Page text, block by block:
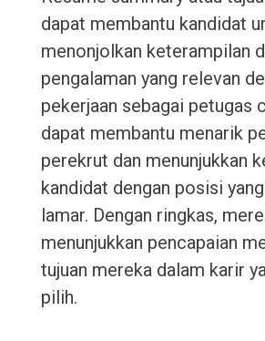
dapat membantu kandidat
menonjolkan keterampilan
pengalaman yang relevan
pekerjaan sebagai petugas
dapat membantu menarik
perekrut dan menunjukkan
kandidat dengan posisi
lamar. Dengan ringkas,
menunjukkan pencapaian
tujuan mereka dalam karir
pilih.